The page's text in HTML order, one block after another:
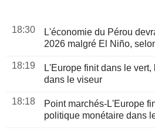
18:30
L'économie du Pérou
2026 malgré El Niño,
18:19
L'Europe finit dans le
dans le viseur
18:18
Point marchés-L'Europe
politique monétaire dans